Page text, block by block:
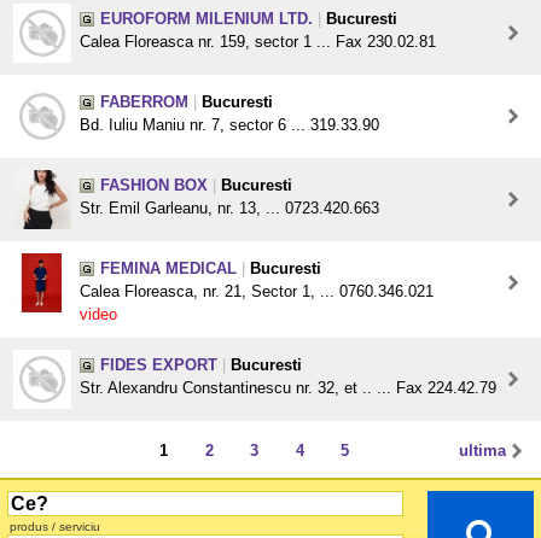
EUROFORM MILENIUM LTD.
Bucuresti
Calea Floreasca nr. 159, sector 1 ... Fax 230.02.81
FABERROM
Bucuresti
Bd. Iuliu Maniu nr. 7, sector 6 ... 319.33.90
FASHION BOX
Bucuresti
Str. Emil Garleanu, nr. 13, ... 0723.420.663
FEMINA MEDICAL
Bucuresti
Calea Floreasca, nr. 21, Sector 1, ... 0760.346.021
video
FIDES EXPORT
Bucuresti
Str. Alexandru Constantinescu nr. 32, et .. ... Fax 224.42.79
ultima
1 2 3 4 5
produs / serviciu